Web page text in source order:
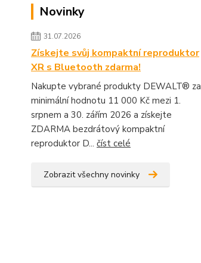
Novinky
31.07.2026
Získejte svůj kompaktní reproduktor
XR s Bluetooth zdarma!
Nakupte vybrané produkty DEWALT® za
minimální hodnotu 11 000 Kč mezi 1.
srpnem a 30. zářím 2026 a získejte
ZDARMA bezdrátový kompaktní
reproduktor D... číst celé
Zobrazit všechny novinky